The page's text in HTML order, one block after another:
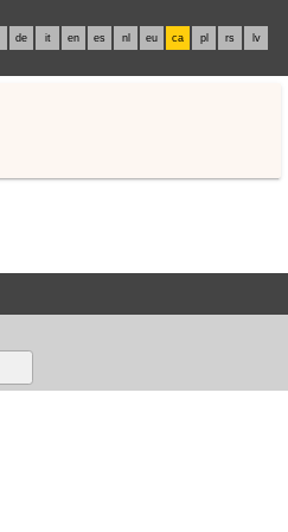
de it en es nl eu ca pl rs lv